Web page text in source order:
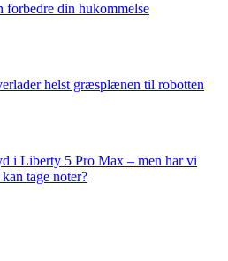
forbedre din hukommelse
helst græsplænen til robotten
i Liberty 5 Pro Max – men har vi
tage noter?